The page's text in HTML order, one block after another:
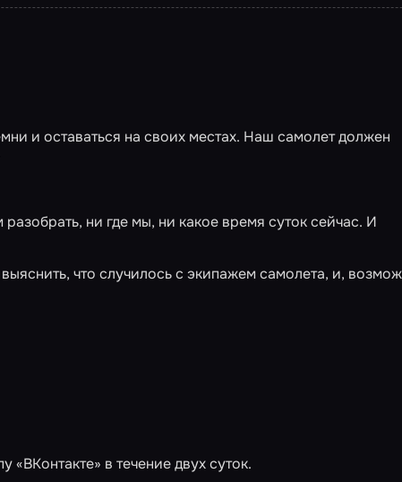
и оставаться на своих местах. Наш самолет должен
ни где мы, ни какое время суток сейчас. И
что случилось с экипажем самолета, и,
в течение двух суток.